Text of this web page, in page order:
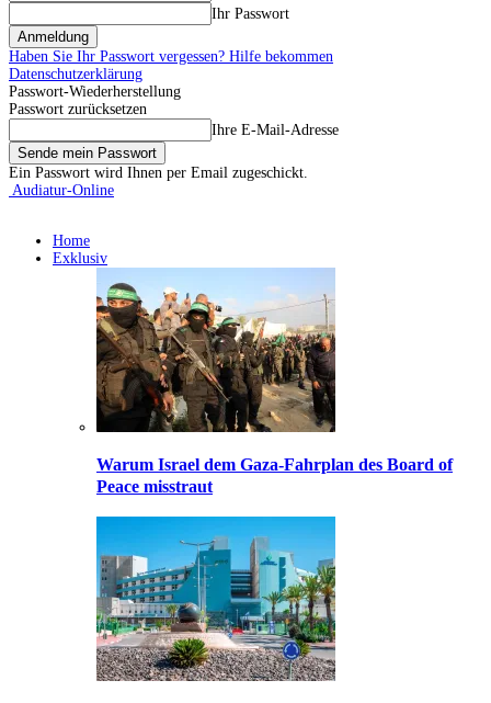
Ihr Passwort
Haben Sie Ihr Passwort vergessen? Hilfe bekommen
Datenschutzerklärung
Passwort-Wiederherstellung
Passwort zurücksetzen
Ihre E-Mail-Adresse
Ein Passwort wird Ihnen per Email zugeschickt.
Audiatur-Online
Home
Exklusiv
Warum Israel dem Gaza-Fahrplan des Board of
Peace misstraut